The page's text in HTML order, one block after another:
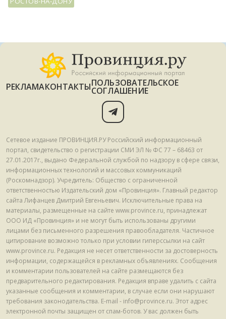
РЕКЛАМАКОНТАКТЫПОЛЬЗОВАТЕЛЬСКОЕ
СОГЛАШЕНИЕ
Сетевое издание ПРОВИНЦИЯ.РУ Российский информационный
портал, свидетельство о регистрации СМИ ЭЛ № ФС 77 – 68463 от
27.01.2017г., выдано Федеральной службой по надзору в сфере связи,
информационных технологий и массовых коммуникаций
(Роскомнадзор). Учредитель: Общество с ограниченной
ответственностью Издательский дом «Провинция». Главный редактор
сайта Лифанцев Дмитрий Евгеньевич. Исключительные права на
материалы, размещенные на сайте www.province.ru, принадлежат
ООО ИД «Провинция» и не могут быть использованы другими
лицами без письменного разрешения правообладателя. Частичное
цитирование возможно только при условии гиперссылки на сайт
www.province.ru. Редакция не несет ответственности за достоверность
информации, содержащейся в рекламных объявлениях. Сообщения
и комментарии пользователей на сайте размещаются без
предварительного редактирования. Редакция вправе удалить с сайта
указанные сообщения и комментарии, в случае если они нарушают
требования законодательства. E-mail - info@province.ru. Этот адрес
электронной почты защищен от спам-ботов. У вас должен быть